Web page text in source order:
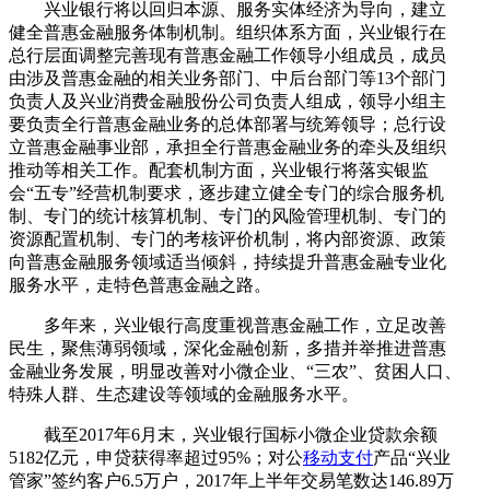
兴业银行将以回归本源、服务实体经济为导向，建立
健全普惠金融服务体制机制。组织体系方面，兴业银行在
总行层面调整完善现有普惠金融工作领导小组成员，成员
由涉及普惠金融的相关业务部门、中后台部门等13个部门
负责人及兴业消费金融股份公司负责人组成，领导小组主
要负责全行普惠金融业务的总体部署与统筹领导；总行设
立普惠金融事业部，承担全行普惠金融业务的牵头及组织
推动等相关工作。配套机制方面，兴业银行将落实银监
会“五专”经营机制要求，逐步建立健全专门的综合服务机
制、专门的统计核算机制、专门的风险管理机制、专门的
资源配置机制、专门的考核评价机制，将内部资源、政策
向普惠金融服务领域适当倾斜，持续提升普惠金融专业化
服务水平，走特色普惠金融之路。
多年来，兴业银行高度重视普惠金融工作，立足改善
民生，聚焦薄弱领域，深化金融创新，多措并举推进普惠
金融业务发展，明显改善对小微企业、“三农”、贫困人口、
特殊人群、生态建设等领域的金融服务水平。
截至2017年6月末，兴业银行国标小微企业贷款余额
5182亿元，申贷获得率超过95%；对公移动支付产品“兴业
管家”签约客户6.5万户，2017年上半年交易笔数达146.89万